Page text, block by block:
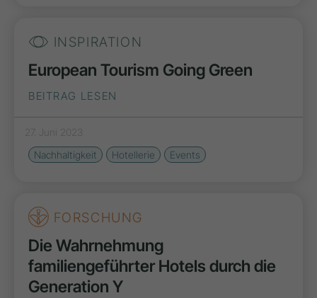
INSPIRATION
European Tourism Going Green
BEITRAG LESEN
27. Juni 2023
Nachhaltigkeit
Hotellerie Events
FORSCHUNG
Die Wahrnehmung
familiengeführter Hotels durch die
Generation Y